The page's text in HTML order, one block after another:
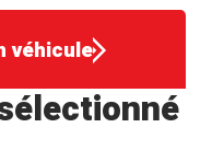
véhicule